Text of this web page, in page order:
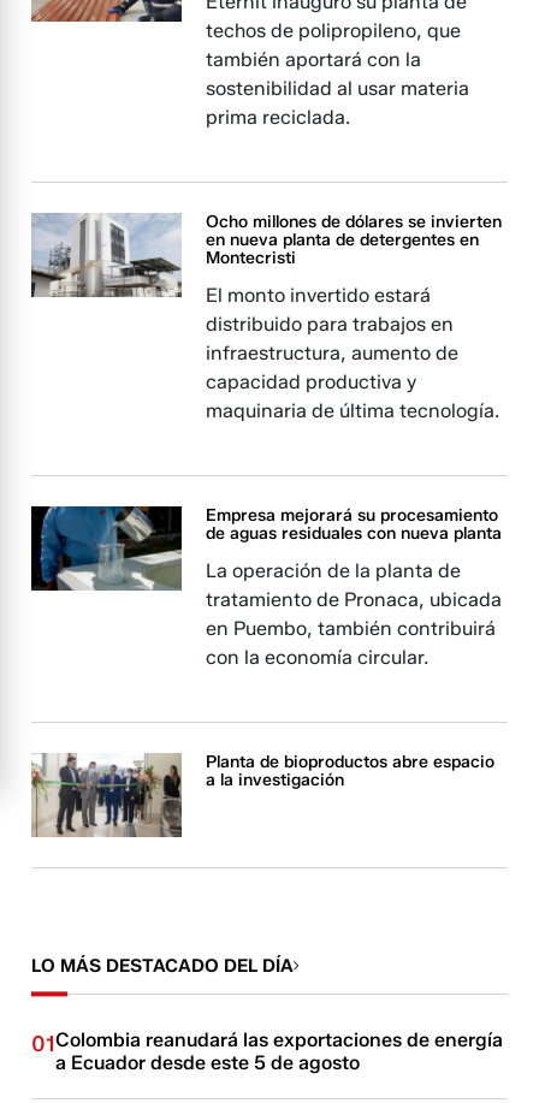
techos de polipropileno, que
también aportará con la
sostenibilidad al usar materia
prima reciclada.
Ocho millones de dólares se invierten
en nueva planta de detergentes en
Montecristi
El monto invertido estará
distribuido para trabajos en
infraestructura, aumento de
capacidad productiva y
maquinaria de última tecnología.
Empresa mejorará su procesamiento
de aguas residuales con nueva planta
La operación de la planta de
tratamiento de Pronaca, ubicada
en Puembo, también contribuirá
con la economía circular.
Planta de bioproductos abre espacio
a la investigación
LO MÁS DESTACADO DEL DÍA
01Colombia reanudará las exportaciones de energía
a Ecuador desde este 5 de agosto